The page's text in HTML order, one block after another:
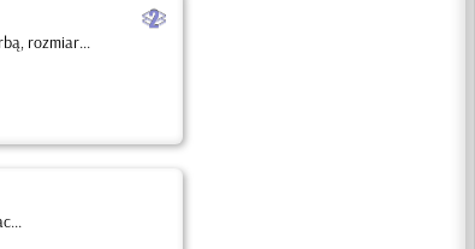
b
rozmiar...